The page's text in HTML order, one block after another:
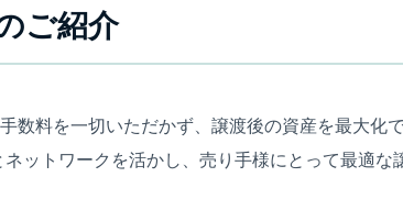
ご紹介
数料を一切いただかず、譲渡後の資産を最大化
ットワークを活かし、売り手様にとって最適な